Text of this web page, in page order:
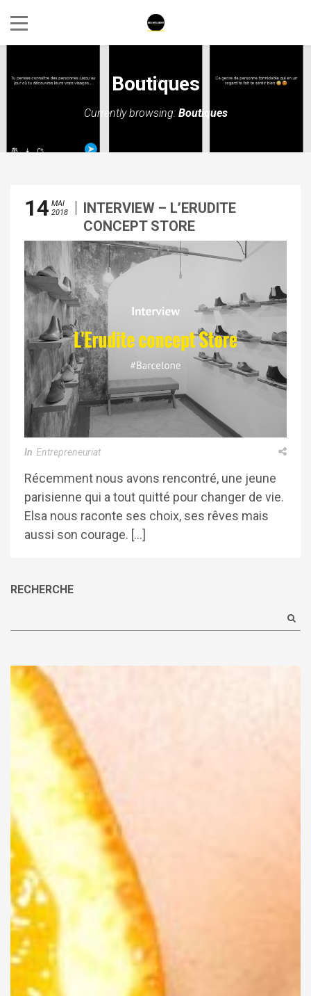
Boutiques
Currently browsing: Boutiques
14 MAI
2018
INTERVIEW – L’ERUDITE
CONCEPT STORE
In Entrepreneuriat
Récemment nous avons rencontré, une jeune
parisienne qui a tout quitté pour changer de vie.
Elsa nous raconte ses choix, ses rêves mais
aussi son courage. […]
RECHERCHE